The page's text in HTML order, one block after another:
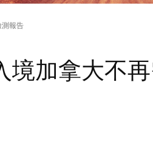
報告
境加拿大不